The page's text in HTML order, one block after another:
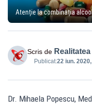
Atenție la combinația
Scris de
Publicat:22 iun.
Dr. Mihaela Popescu,